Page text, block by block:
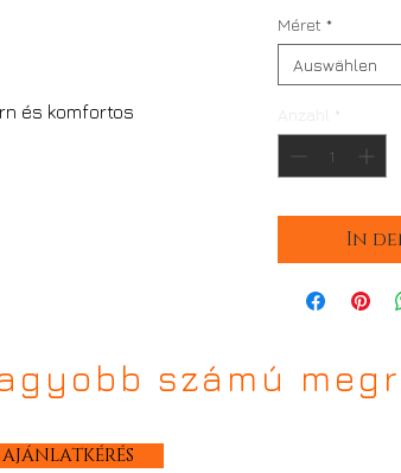
és komfortos
Méret *
Auswählen
In
számú
AJÁNLATKÉRÉS